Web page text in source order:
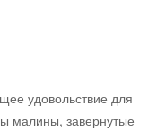
удовольствие для
малины, завернутые